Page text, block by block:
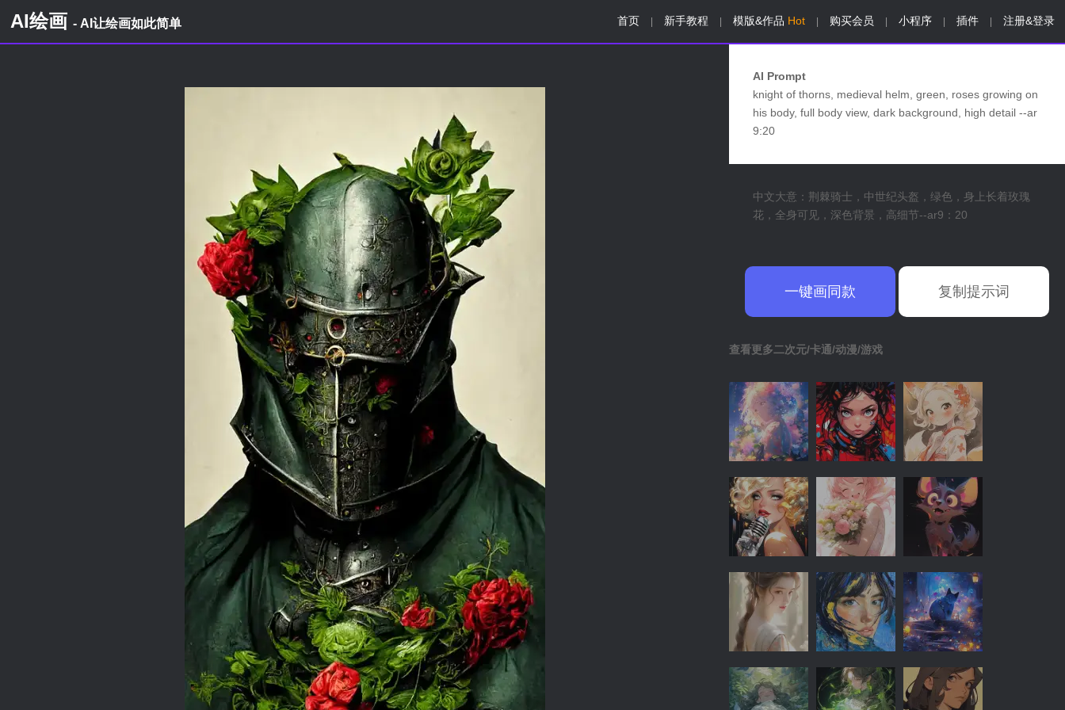
AI绘画 - AI让绘画如此简单 首页 新手教程 模版&作品 Hot 购买会员 小程序 插件 注册&登录
AI Prompt
knight of thorns, medieval helm, green, roses growing on
his body, full body view, dark background, high detail --ar
9:20
中文大意：荆棘骑士，中世纪头盔，绿色，身上长着玫瑰
花，全身可见，深色背景，高细节--ar9：20
一键画同款 复制提示词
查看更多二次元/卡通/动漫/游戏